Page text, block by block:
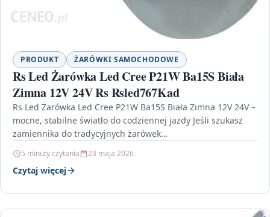
PRODUKT ŻARÓWKI SAMOCHODOWE
Rs Led Żarówka Led Cree P21W Ba15S Biała
Zimna 12V 24V Rs Rsled767Kad
Rs Led Żarówka Led Cree P21W Ba15S Biała Zimna 12V 24V –
mocne, stabilne światło do codziennej jazdy Jeśli szukasz
zamiennika do tradycyjnych żarówek…
5 minuty czytania 23 maja 2026
Czytaj więcej